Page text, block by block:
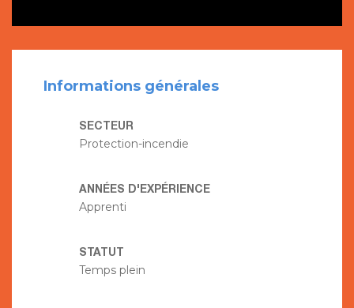
Informations générales
SECTEUR
Protection-incendie
ANNÉES D'EXPÉRIENCE
Apprenti
STATUT
Temps plein